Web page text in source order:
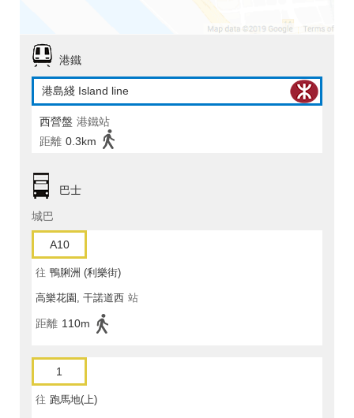
港鐵
港島綫 Island line
西營盤 港鐵站
距離 0.3km
巴士
城巴
A10
往 鴨脷洲 (利樂街)
高樂花園, 干諾道西 站
距離 110m
1
往 跑馬地(上)